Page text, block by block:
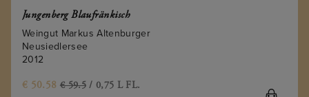
Jungenberg Blaufränkisch
Weingut Markus Altenburger
Neusiedlersee
2012
€ 50.58 € 59.5 / 0,75 L FL.